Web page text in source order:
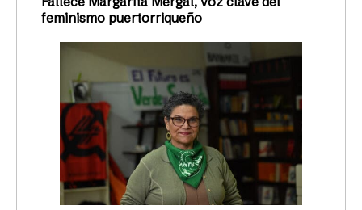
feminismo puertorriqueño